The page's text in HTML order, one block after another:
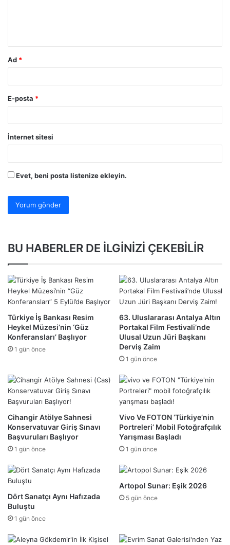
Ad *
E-posta *
İnternet sitesi
Evet, beni posta listenize ekleyin.
BU HABERLER DE İLGİNİZİ ÇEKEBİLİR
Türkiye İş Bankası Resim
Heykel Müzesi’nin ‘Güz
Konferansları’ Başlıyor
1 gün önce
63. Uluslararası Antalya Altın
Portakal Film Festivali’nde
Ulusal Uzun Jüri Başkanı
Derviş Zaim
1 gün önce
Cihangir Atölye Sahnesi
Konservatuvar Giriş Sınavı
Başvuruları Başlıyor
1 gün önce
Vivo Ve FOTON ‘Türkiye’nin
Portreleri’ Mobil Fotoğrafçılık
Yarışması Başladı
1 gün önce
Dört Sanatçı Aynı Hafızada
Buluştu
1 gün önce
Artopol Sunar: Eşik 2026
5 gün önce